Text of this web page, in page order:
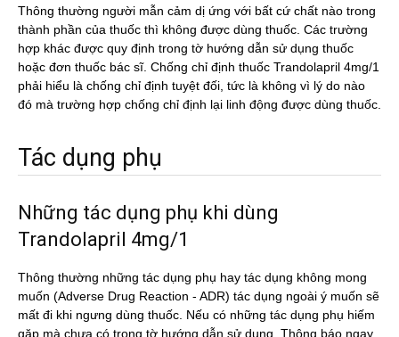
Thông thường người mẫn cảm dị ứng với bất cứ chất nào trong
thành phần của thuốc thì không được dùng thuốc. Các trường
hợp khác được quy định trong tờ hướng dẫn sử dụng thuốc
hoặc đơn thuốc bác sĩ. Chống chỉ định thuốc Trandolapril 4mg/1
phải hiểu là chống chỉ định tuyệt đối, tức là không vì lý do nào
đó mà trường hợp chống chỉ định lại linh động được dùng thuốc.
Tác dụng phụ
Những tác dụng phụ khi dùng
Trandolapril 4mg/1
Thông thường những tác dụng phụ hay tác dụng không mong
muốn (Adverse Drug Reaction - ADR) tác dụng ngoài ý muốn sẽ
mất đi khi ngưng dùng thuốc. Nếu có những tác dụng phụ hiếm
gặp mà chưa có trong tờ hướng dẫn sử dụng. Thông báo ngay